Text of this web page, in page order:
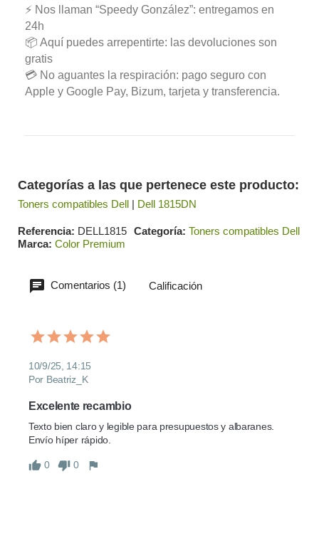
⚡ Nos llaman “Speedy González”: entregamos en
24h
📦 Aquí puedes arrepentirte: las devoluciones son
gratis
💳 No aguantes la respiración: pago seguro con
Apple y Google Pay, Bizum, tarjeta y transferencia.
Categorías a las que pertenece este producto:
Toners compatibles Dell | Dell 1815DN
Referencia DELL1815 Categoría Toners compatibles Dell
Marca Color Premium
Comentarios (1) Calificación
10/9/25, 14:15
Por Beatriz_K
Excelente recambio
Texto bien claro y legible para presupuestos y albaranes.
Envío híper rápido.
0 0